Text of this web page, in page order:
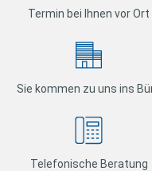
Termin bei Ihnen vor Ort
Sie kommen zu uns ins
Telefonische Beratung